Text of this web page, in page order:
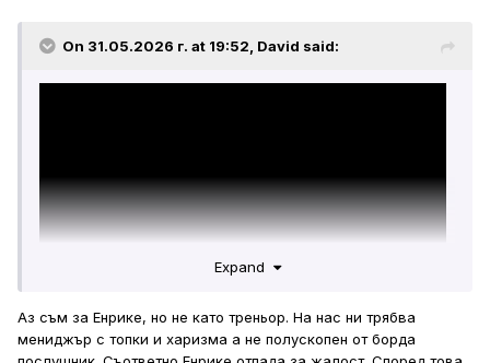
On 31.05.2026 г. at 19:52, David said:
Expand
Аз съм за Енрике, но не като треньор. На нас ни трябва
мениджър с топки и харизма а не полускопен от борда